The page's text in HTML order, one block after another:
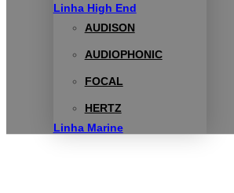
Linha High End
AUDISON
AUDIOPHONIC
FOCAL
HERTZ
Linha Marine